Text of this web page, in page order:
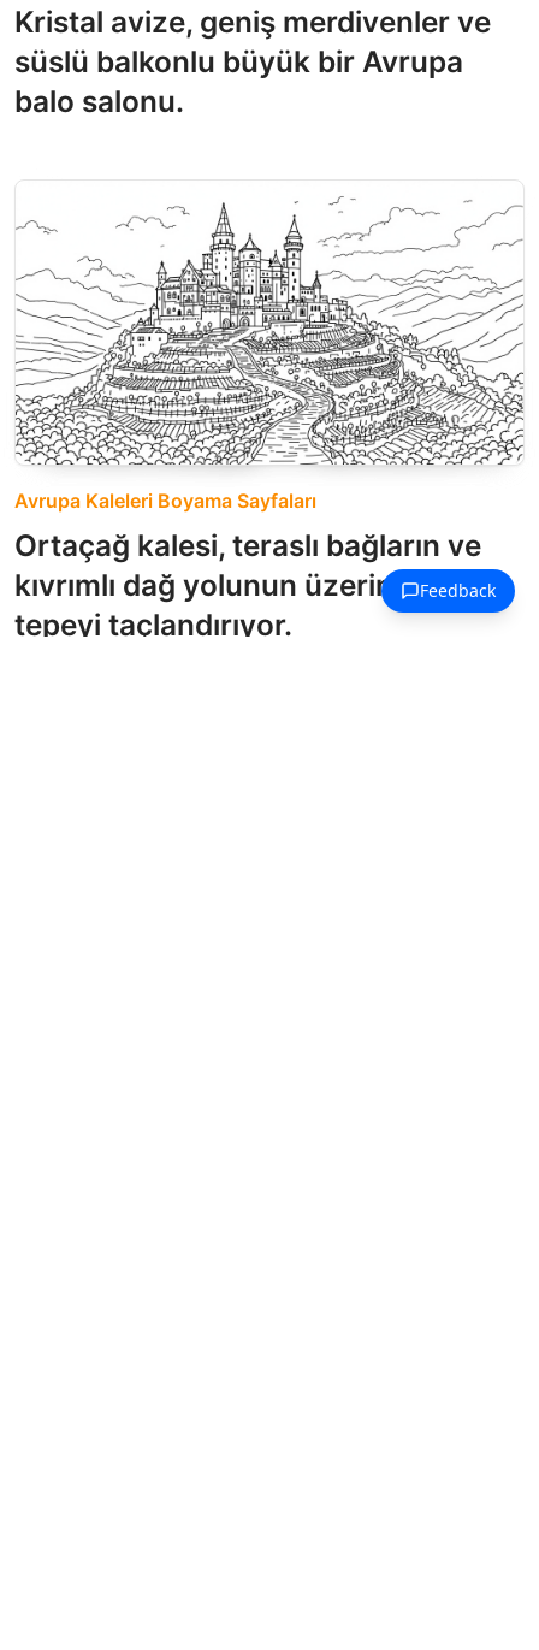
Kristal avize, geniş merdivenler ve
süslü balkonlu büyük bir Avrupa
balo salonu.
Avrupa Kaleleri Boyama Sayfaları
Ortaçağ kalesi, teraslı bağların ve
kıvrımlı dağ yolunun üzerinde bir
tepeyi taçlandırıyor.